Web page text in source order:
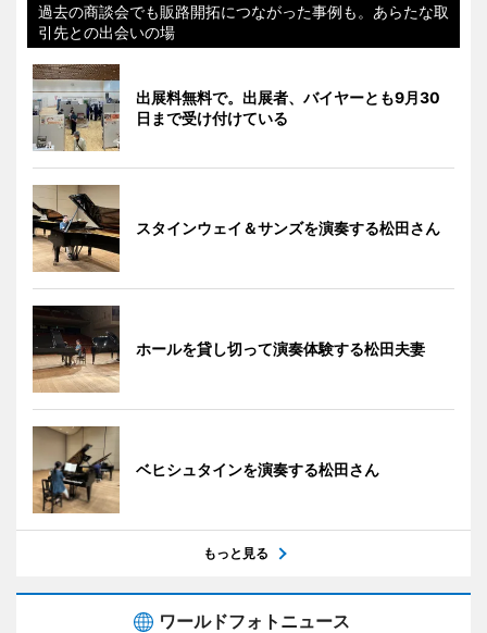
過去の商談会でも販路開拓につながった事例も。あらたな取
引先との出会いの場
出展料無料で。出展者、バイヤーとも9月30
日まで受け付けている
スタインウェイ＆サンズを演奏する松田さん
ホールを貸し切って演奏体験する松田夫妻
ベヒシュタインを演奏する松田さん
もっと見る
ワールドフォトニュース